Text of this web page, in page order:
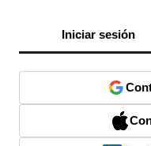
Iniciar sesión